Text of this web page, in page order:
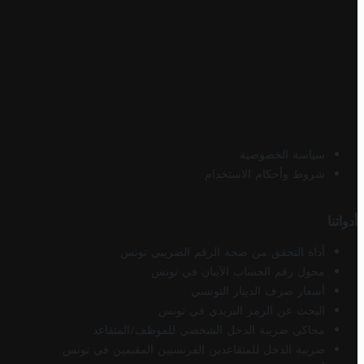
سياسة الخصوصية
شروط وأحكام الاستخدام
أدواتنا
أداة التحقق من صحة الرقم الضريبي تونس
محول رقم الحساب الآيبان في تونس
أسعار صرف الدينار التونسي
البحث عن الرمز البريدي في تونس
محاكي ضريبة الدخل الشخصي للموظف/المتقاعد
ضريبة الدخل للمتقاعدين الفرنسيين المقيمين في تونس